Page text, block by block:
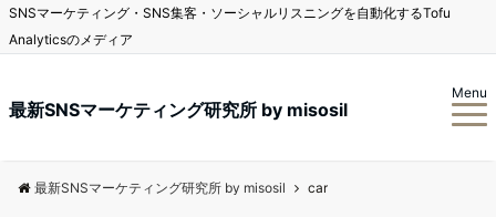
SNSマーケティング・SNS集客・ソーシャルリスニングを自動化するTofu
Analyticsのメディア
最新SNSマーケティング研究所 by misosil
Menu
最新SNSマーケティング研究所 by misosil car